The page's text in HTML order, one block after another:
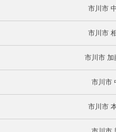
市川市
市川市
市川市 加
市川市
市川市